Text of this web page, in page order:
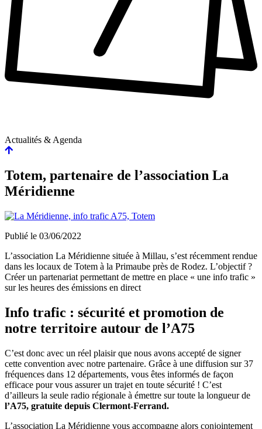
Actualités & Agenda
Totem, partenaire de l’association La
Méridienne
Publié le 03/06/2022
L’association La Méridienne située à Millau, s’est récemment rendue
dans les locaux de Totem à la Primaube près de Rodez. L’objectif ?
Créer un partenariat permettant de mettre en place « une info trafic »
sur les heures des émissions en direct
Info trafic : sécurité et promotion de
notre territoire autour de l’A75
C’est donc avec un réel plaisir que nous avons accepté de signer
cette convention avec notre partenaire. Grâce à une diffusion sur 37
fréquences dans 12 départements, vous êtes informés de façon
efficace pour vous assurer un trajet en toute sécurité ! C’est
d’ailleurs la seule radio régionale à émettre sur toute la longueur de
l’A75, gratuite depuis Clermont-Ferrand.
L’association La Méridienne vous accompagne alors conjointement